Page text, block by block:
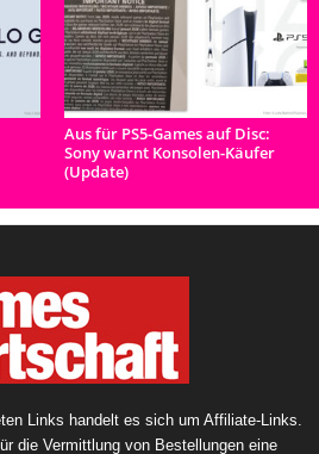
Aus für PS5-Games auf Disc:
Sony warnt Konsolen-Käufer
(Update)
Links handelt es sich um Affiliate-Links.
die Vermittlung von Bestellungen eine